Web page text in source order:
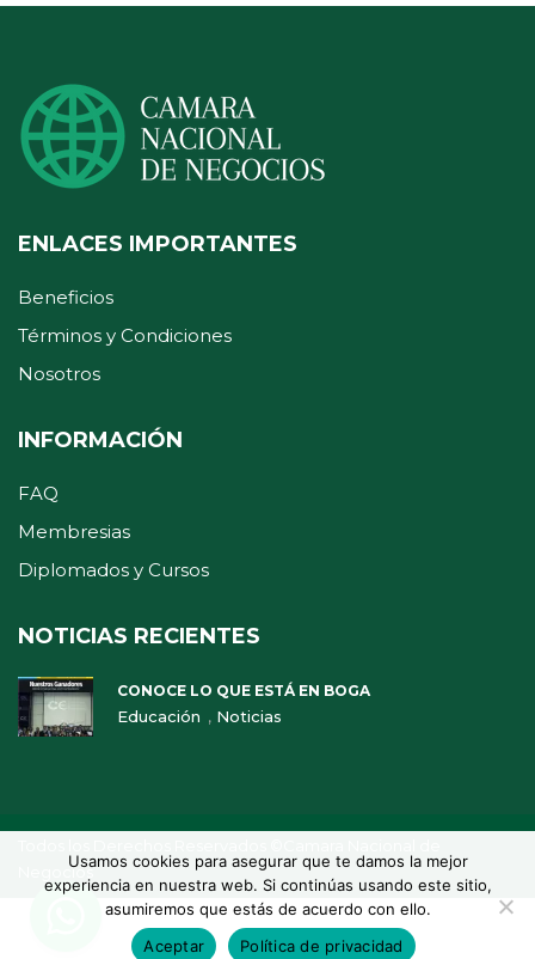
ENLACES IMPORTANTES
Beneficios
Términos y Condiciones
Nosotros
INFORMACIÓN
FAQ
Membresias
Diplomados y Cursos
NOTICIAS RECIENTES
CONOCE LO QUE ESTÁ EN BOGA
Educación , Noticias
Negocios
Usamos cookies para asegurar que te damos la mejor
experiencia en nuestra web. Si continúas usando este sitio,
asumiremos que estás de acuerdo con ello.
Aceptar
Política de privacidad